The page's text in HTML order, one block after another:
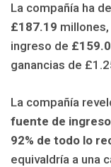
La compañía ha
£187.19
ingreso de
ganancias de
La compañía
fuente de
92% de todo lo
equivaldría a una